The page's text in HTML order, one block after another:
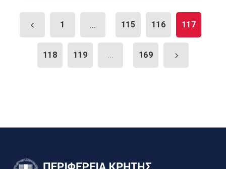
1 ... 115 116 117
118 119 ... 169